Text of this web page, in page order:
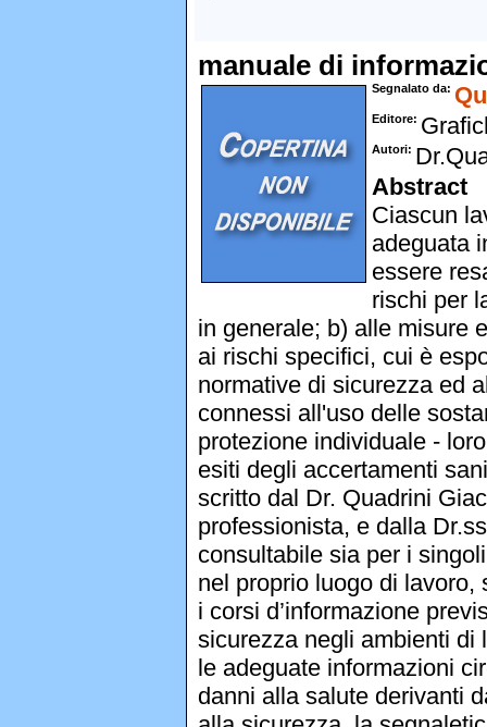
manuale di
Segnalato da
Editore
Autori
Abstract
Ciascun
adeguata
essere
rischi per
in generale; b) alle misure
ai rischi specifici, cui è
normative di sicurezza ed
connessi all'uso delle
protezione individuale -
esiti degli accertamenti
scritto dal Dr. Quadrini
professionista, e dalla
consultabile sia per i
nel proprio luogo di
i corsi d’informazione
sicurezza negli ambienti di
le adeguate informazioni
danni alla salute derivanti